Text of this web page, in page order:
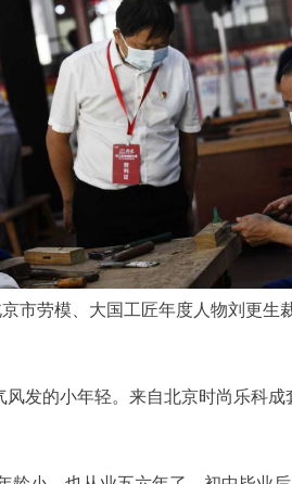
市劳模、大国工匠年度人物刘更生
发的小年轻。来自北京时尚乐科